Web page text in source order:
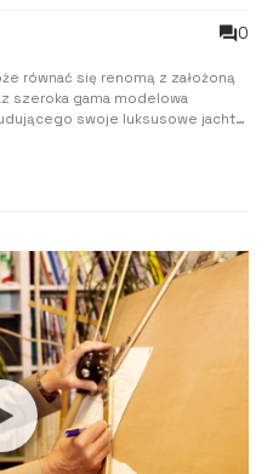
0
równać się renomą z założoną
szeroka gama modelowa
swoje luksusowe jachty
Nautica. O marce